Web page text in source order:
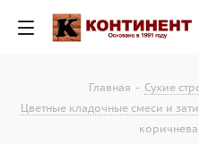
Главная - Сухие
Цветные кладочные смеси и